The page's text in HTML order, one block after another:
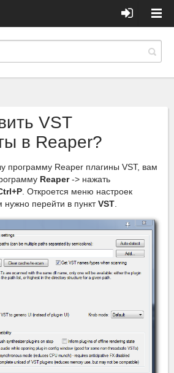
VST
в Reaper?
программу Reaper плагины VST, вам
Reaper-> нажать
. Откроется меню настроек
перейти в пунктVST